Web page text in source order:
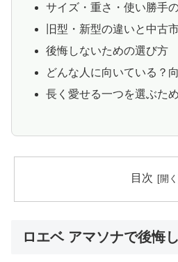
サイズ・重さ・使い勝手
旧型・新型の違いと中古
後悔しないための選び方
どんな人に向いている？
長く愛せる一つを選ぶた
目次
ロエベ アマソナで後悔